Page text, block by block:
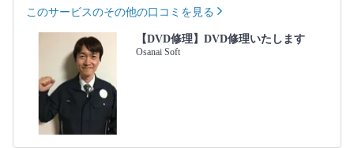
このサービスのその他の口コミを見る
【DVD修理】DVD修理いたします
Osanai Soft